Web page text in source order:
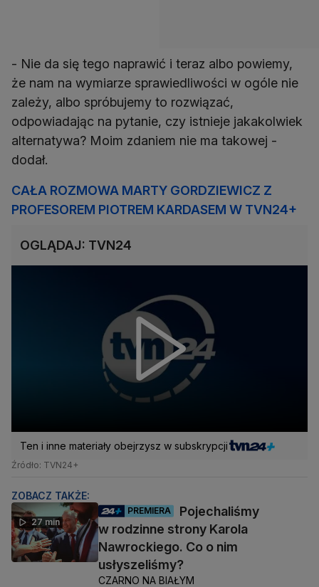
- Nie da się tego naprawić i teraz albo powiemy,
że nam na wymiarze sprawiedliwości w ogóle nie
zależy, albo spróbujemy to rozwiązać,
odpowiadając na pytanie, czy istnieje jakakolwiek
alternatywa? Moim zdaniem nie ma takowej -
dodał.
CAŁA ROZMOWA MARTY GORDZIEWICZ Z
PROFESOREM PIOTREM KARDASEM W TVN24+
OGLĄDAJ: TVN24
Ten i inne materiały obejrzysz w subskrypcji
Źródło: TVN24+
ZOBACZ TAKŻE:
27 min
PREMIERA
Pojechaliśmy
w rodzinne strony Karola
Nawrockiego. Co o nim
usłyszeliśmy?
CZARNO NA BIAŁYM